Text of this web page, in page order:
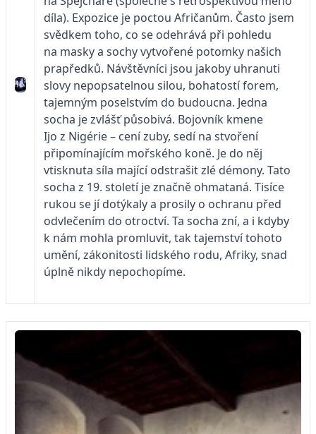
díla). Expozice je poctou Afričanům. Často jsem
svědkem toho, co se odehrává při pohledu
na masky a sochy vytvořené potomky našich
prapředků. Návštěvníci jsou jakoby uhranuti
slovy nepopsatelnou silou, bohatostí forem,
tajemným poselstvím do budoucna. Jedna
socha je zvlášť působivá. Bojovník kmene
Ijo z Nigérie – cení zuby, sedí na stvoření
připomínajícím mořského koně. Je do něj
vtisknuta síla mající odstrašit zlé démony. Tato
socha z 19. století je značně ohmataná. Tisíce
rukou se jí dotýkaly a prosily o ochranu před
odvlečením do otroctví. Ta socha zní, a i kdyby
k nám mohla promluvit, tak tajemství tohoto
umění, zákonitosti lidského rodu, Afriky, snad
úplně nikdy nepochopíme.